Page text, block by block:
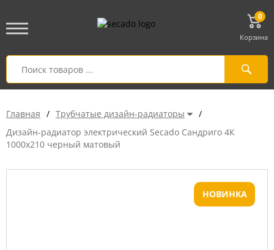
0
Корзина
Главная / Трубчатые дизайн-радиаторы
/
Дизайн-радиатор электрический Secado Сандриго 4К
1000x210 черный матовый
НОВИНКА